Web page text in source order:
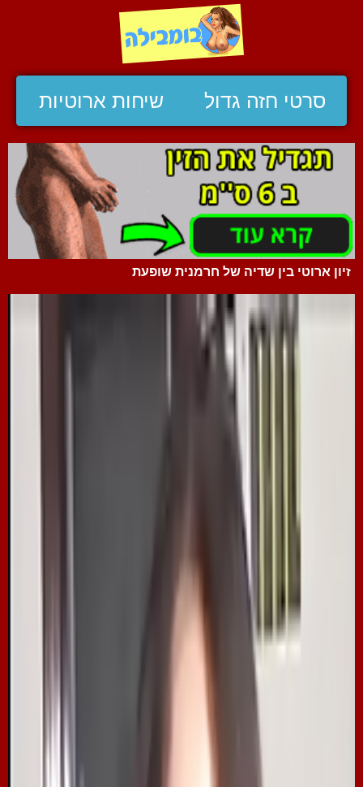
סרטי חזה גדול שיחות ארוטיות
זיון ארוטי בין שדיה של חרמנית שופעת